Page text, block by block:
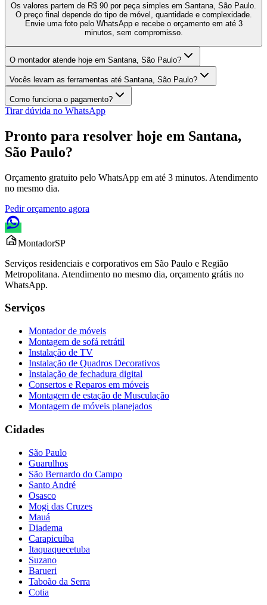
Os valores partem de R$ 90 por peça simples em Santana, São Paulo.
O preço final depende do tipo de móvel, quantidade e complexidade.
Envie uma foto pelo WhatsApp e recebe o orçamento em até 3
minutos, sem compromisso.
O montador atende hoje em Santana, São Paulo?
Vocês levam as ferramentas até Santana, São Paulo?
Como funciona o pagamento?
Tirar dúvida no WhatsApp
Pronto para resolver hoje em Santana,
São Paulo?
Orçamento gratuito pelo WhatsApp em até 3 minutos. Atendimento
no mesmo dia.
Pedir orçamento agora
MontadorSP
Serviços residenciais e corporativos em São Paulo e Região
Metropolitana. Atendimento no mesmo dia, orçamento grátis no
WhatsApp.
Serviços
Montador de móveis
Montagem de sofá retrátil
Instalação de TV
Instalação de Quadros Decorativos
Instalação de fechadura digital
Consertos e Reparos em móveis
Montagem de estação de Musculação
Montagem de móveis planejados
Cidades
São Paulo
Guarulhos
São Bernardo do Campo
Santo André
Osasco
Mogi das Cruzes
Mauá
Diadema
Carapicuíba
Itaquaquecetuba
Suzano
Barueri
Taboão da Serra
Cotia